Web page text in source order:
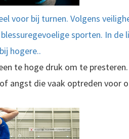
voor bij turnen. Volgens
sporten. In
hogere..
te hoge druk om te
angst die vaak optreden voor